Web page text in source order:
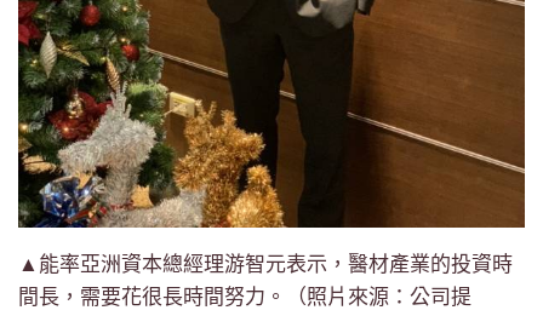
▲能率亞洲資本總經理游智元表示，醫材產業的投資時
間長，需要花很長時間努力。（照片來源：公司提